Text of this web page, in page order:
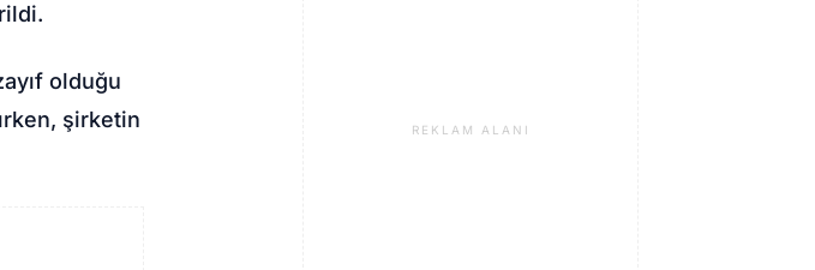
olduğu
şirketin
REKLAM ALANI